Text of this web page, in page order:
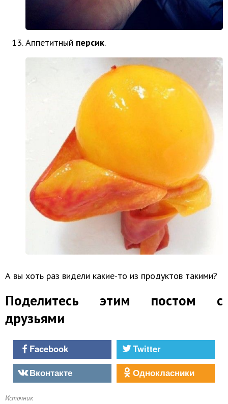
Аппетитный персик.
А вы хоть раз видели какие-то из продуктов такими?
Поделитесь этим постом с
друзьями
Facebook
Twitter
Вконтакте
Однокласники
Источник